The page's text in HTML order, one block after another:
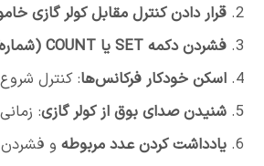
قرار دادن کنترل مقابل کولر گازی
فشردن دکمه SET یا COUNT (شماره‌گرد)
اسکن خودکار فرکانس‌ها: کنترل شروع
شنیدن صدای بوق از کولر گازی:
یادداشت کردن عدد مربوطه و